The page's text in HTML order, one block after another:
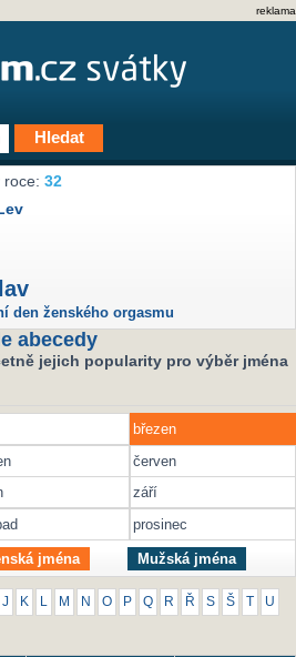
reklama
roce:32
den ženského orgasmu
abecedy
jejich popularity pro výběr jména
březen
červen
září
prosinec
jména Mužská jména
J K M N O P Q R Ř S Š U